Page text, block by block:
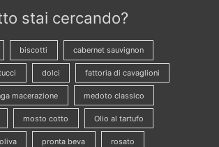
stai cercando?
biscotti cabernet sauvignon
dolci fattoria di cavaglioni
macerazione medoto classico
mosto cotto Olio al tartufo
pronta beva rosato